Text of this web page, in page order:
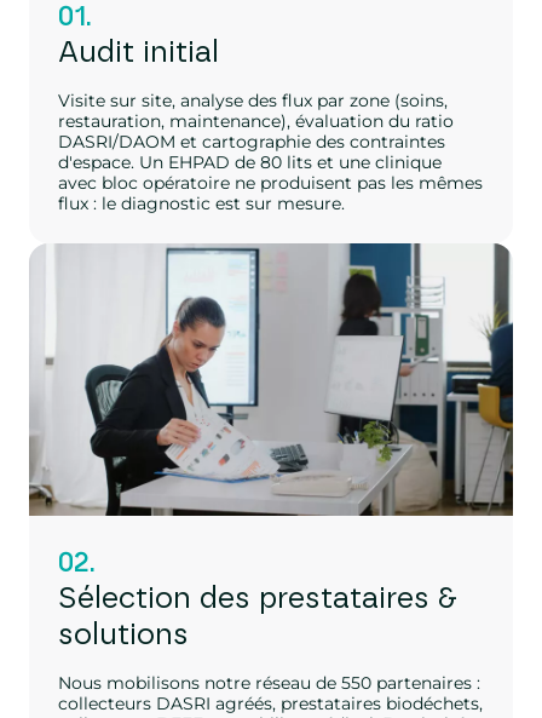
01.
Audit initial
Visite sur site, analyse des flux par zone (soins,
restauration, maintenance), évaluation du ratio
DASRI/DAOM et cartographie des contraintes
d'espace. Un EHPAD de 80 lits et une clinique
avec bloc opératoire ne produisent pas les mêmes
flux : le diagnostic est sur mesure.
02.
Sélection des prestataires &
solutions
Nous mobilisons notre réseau de 550 partenaires :
collecteurs DASRI agréés, prestataires biodéchets,